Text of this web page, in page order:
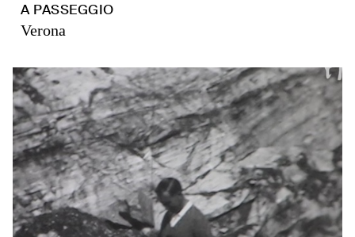
A PASSEGGIO
Verona